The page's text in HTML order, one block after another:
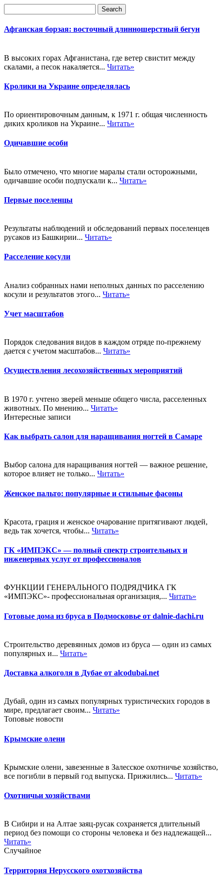
Афганская борзая: восточный длинношерстный бегун
В высоких горах Афганистана, где ветер свистит между
скалами, а песок накаляется... Читать»
Кролики на Украине определялась
По ориентировочным данным, к 1971 г. общая численность
диких кроликов на Украине... Читать»
Одичавшие особи
Было отмечено, что многие маралы стали осторожными,
одичавшие особи подпускали к... Читать»
Первые поселенцы
Результаты наблюдений и обследований первых поселенцев
русаков из Башкирии... Читать»
Расселение косули
Анализ собранных нами неполных данных по расселению
косули и результатов этого... Читать»
Учет масштабов
Порядок следования видов в каждом отряде по-прежнему
дается с учетом масштабов... Читать»
Осуществления лесохозяйственных мероприятий
В 1970 г. учтено зверей меньше общего числа, расселенных
животных. По мнению... Читать»
Интересные записи
Как выбрать салон для наращивания ногтей в Самаре
Выбор салона для наращивания ногтей — важное решение,
которое влияет не только... Читать»
Женское пальто: популярные и стильные фасоны
Красота, грация и женское очарование притягивают людей,
ведь так хочется, чтобы... Читать»
ГК «ИМПЭКС» — полный спектр строительных и
инженерных услуг от профессионалов
ФУНКЦИИ ГЕНЕРАЛЬНОГО ПОДРЯДЧИКА ГК
«ИМПЭКС»- профессиональная организация,... Читать»
Готовые дома из бруса в Подмосковье от dalnie-dachi.ru
Строительство деревянных домов из бруса — один из самых
популярных и... Читать»
Доставка алкоголя в Дубае от alcodubai.net
Дубай, один из самых популярных туристических городов в
мире, предлагает своим... Читать»
Топовые новости
Крымские олени
Крымские олени, завезенные в Залесское охотничье хозяйство,
все погибли в первый год выпуска. Прижились... Читать»
Охотничьи хозяйствами
В Сибири и на Алтае заяц-русак сохраняется длительный
период без помощи со стороны человека и без надлежащей...
Читать»
Случайное
Территория Нерусского охотхозяйства